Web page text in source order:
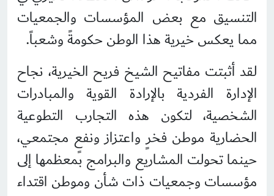
التنسيق مع بعض المؤسسات والجمعيات
مما يعكس خيرية هذا الوطن حكومةً وشعباً.
لقد أثبتت مفاتيح الشيخ فريح الخيرية، نجاح
الإدارة الفردية بالإرادة القوية والمبادرات
الشخصية، لتكون هذه التجارب التطوعية
الحضارية موطن فخرٍ واعتزاز ونفعٍ مجتمعي،
حينما تحولت المشاريع والبرامج بمعظمها إلى
مؤسسات وجمعيات ذات شأن وموطن اقتداء